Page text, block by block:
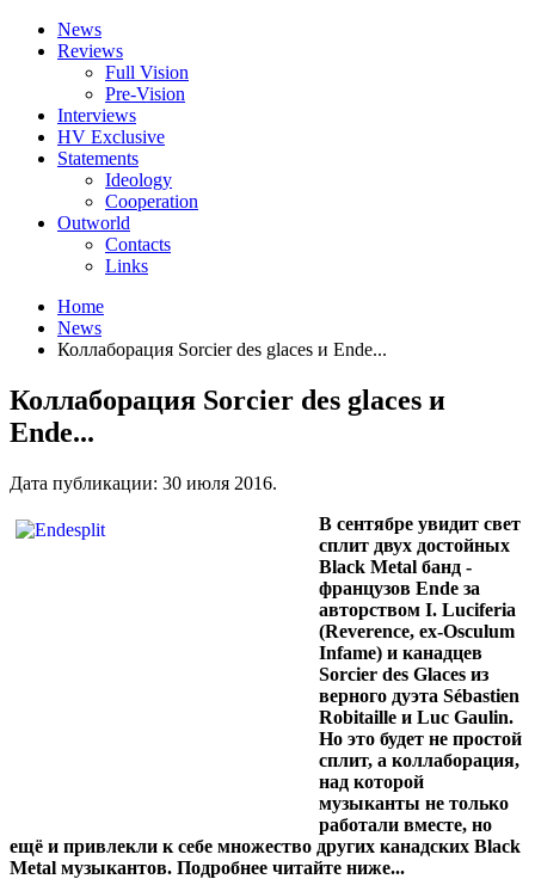
News
Reviews
Full Vision
Pre-Vision
Interviews
HV Exclusive
Statements
Ideology
Cooperation
Outworld
Contacts
Links
Home
News
Коллаборация Sorcier des glaces и Ende...
Коллаборация Sorcier des glaces и
Ende...
Дата публикации: 30 июля 2016.
В сентябре увидит свет
сплит двух достойных
Black Metal банд -
французов Ende за
авторством I. Luciferia
(Reverence, ex-Osculum
Infame) и канадцев
Sorcier des Glaces из
верного дуэта Sébastien
Robitaille и Luc Gaulin.
Но это будет не простой
сплит, а коллаборация,
над которой
музыканты не только
работали вместе, но
ещё и привлекли к себе множество других канадских Black
Metal музыкантов. Подробнее читайте ниже...